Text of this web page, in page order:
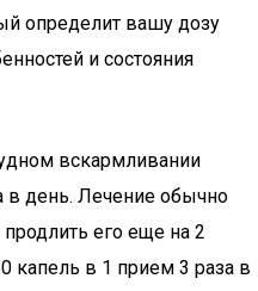
определит вашу дозу
и состояния
вскармливании
в день. Лечение обычно
его еще на 2
капель в 1 прием 3 раза в